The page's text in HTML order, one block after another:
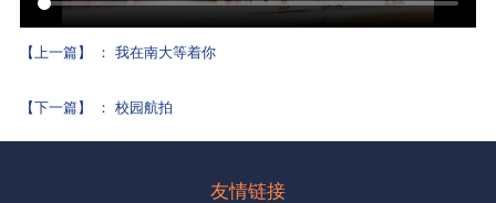
【上一篇】 ： 我在南大等着你
【下一篇】 ： 校园航拍
友情链接